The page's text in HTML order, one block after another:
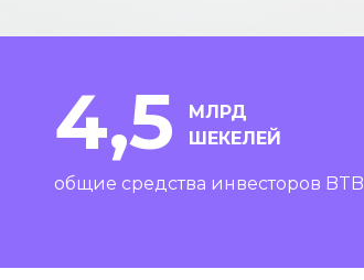
4,5
общие средства инвесторов BTB
МЛРД
ШЕКЕЛЕЙ